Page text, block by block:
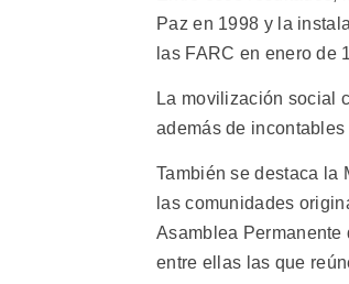
Paz en 1998 y la
las FARC en enero de
La movilización social
además de
También se destaca la
las comunidades
Asamblea
entre ellas las que